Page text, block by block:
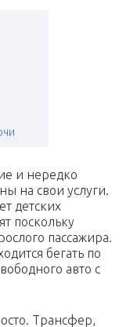
и нередко
на свои услуги.
детских
поскольку
пассажира.
бегать по
авто с
Трансфер,